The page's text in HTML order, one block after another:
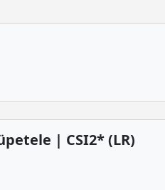
| CSI2* (LR)